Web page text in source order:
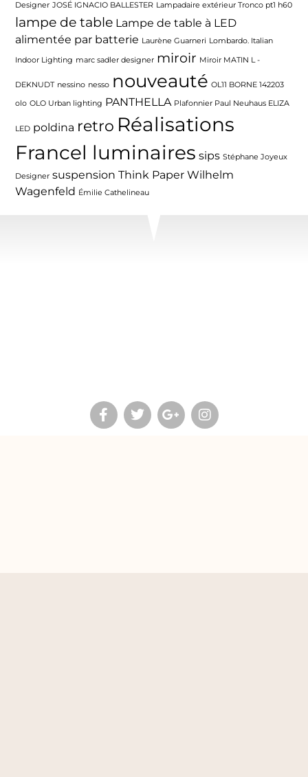
Designer JOSÉ IGNACIO BALLESTER Lampadaire extérieur Tronco pt1 h60
lampe de table Lampe de table à LED
alimentée par batterie Laurène Guarneri Lombardo. Italian
Indoor Lighting marc sadler designer miroir Miroir MATIN L -
DEKNUDT nessino nesso nouveauté OL11 BORNE 142203
olo OLO Urban lighting PANTHELLA Plafonnier Paul Neuhaus ELIZA
LED poldina retro Réalisations
Francel luminaires sips Stéphane Joyeux
Designer suspension Think Paper Wilhelm
Wagenfeld Émilie Cathelineau